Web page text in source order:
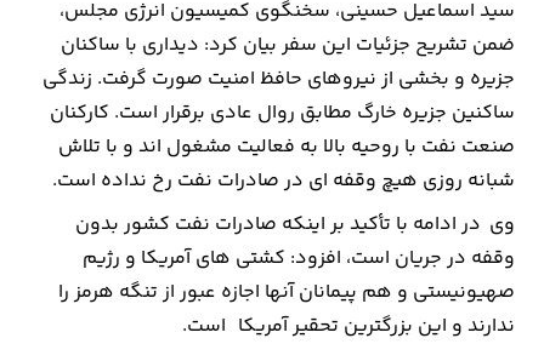
راه
و
مسکن
اقتصاد
ایران
ارتباطات
خودرو
سید اسماعیل حسینی، سخنگوی کمیسیون انرژی مجلس،
ضمن تشریح جزئیات این سفر بیان کرد: دیداری با ساکنان
جزیره و بخشی از نیروهای حافظ امنیت صورت گرفت. زندگی
ساکنین جزیره خارگ مطابق روال عادی برقرار است. کارکنان
صنعت نفت با روحیه بالا به فعالیت مشغول اند و با تلاش
شبانه روزی هیچ وقفه ای در صادرات نفت رخ نداده است.
وی در ادامه با تأکید بر اینکه صادرات نفت کشور بدون
وقفه در جریان است، افزود: کشتی های آمریکا و رژیم
صهیونیستی و هم پیمانان آنها اجازه عبور از تنگه هرمز را
ندارند و این بزرگترین تحقیر آمریکا است.